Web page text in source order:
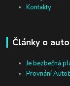
Kontakty
Články o
Je bezbečná
Provnání